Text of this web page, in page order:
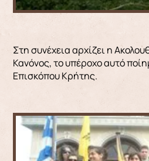
Στη συνέχεια αρχίζει η
Κανόνος, το υπέροχο αυτό
Επισκόπου Κρήτης.